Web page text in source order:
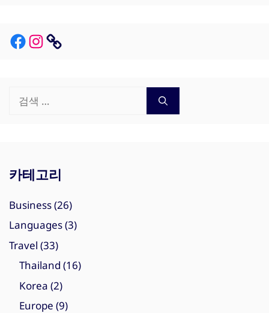
Facebook
Instagram
Link
색:
카테고리
Business(26)
Languages(3)
Travel (33)
Thailand (16)
Korea (2)
Europe (9)